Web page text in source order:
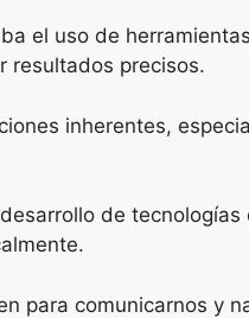
el uso de
resultados precisos.
inherentes,
de
para comunicarnos y